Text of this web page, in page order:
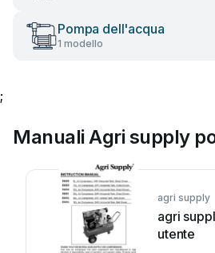
Pompa dell'acqua
1 modello
;
Manuali Agri supply
agri supply
agri
utente